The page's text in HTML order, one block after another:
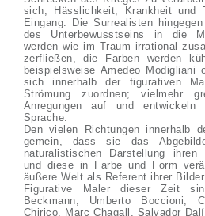
sich, Hässlichkeit, Krankheit und
Eingang. Die Surrealisten
des Unterbewusstseins in die
werden wie im Traum irrational
zerfließen, die Farben werden
beispielsweise Amedeo Modigliani
sich innerhalb der figurativen
Strömung zuordnen; vielmehr
Anregungen auf und entwickeln
Sprache.
Den vielen Richtungen innerhalb
gemein, dass sie das
naturalistischen Darstellung ihren
und diese in Farbe und Form
äußere Welt als Referent ihrer
Figurative Maler dieser Zeit
Beckmann, Umberto Boccioni,
Chirico, Marc Chagall, Salvador